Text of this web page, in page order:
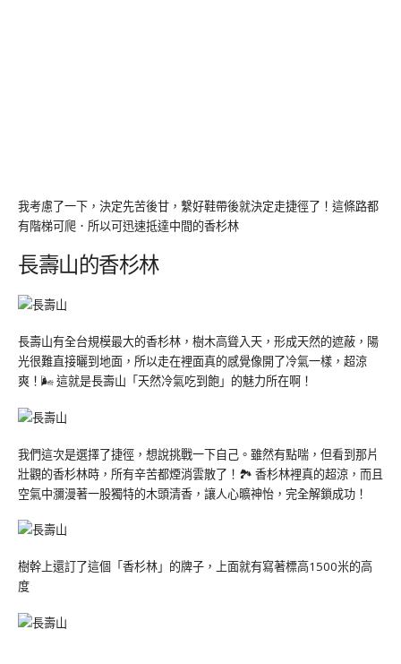
我考慮了一下，決定先苦後甘，繫好鞋帶後就決定走捷徑了！這條路都
有階梯可爬．所以可迅速抵達中間的香杉林
長壽山的香杉林
長壽山有全台規模最大的香杉林，樹木高聳入天，形成天然的遮蔽，陽
光很難直接曬到地面，所以走在裡面真的感覺像開了冷氣一樣，超涼
爽！🌬️ 這就是長壽山「天然冷氣吃到飽」的魅力所在啊！
我們這次是選擇了捷徑，想說挑戰一下自己。雖然有點喘，但看到那片
壯觀的香杉林時，所有辛苦都煙消雲散了！🏞️ 香杉林裡真的超涼，而且
空氣中瀰漫著一股獨特的木頭清香，讓人心曠神怡，完全解鎖成功！
樹幹上還訂了這個「香杉林」的牌子，上面就有寫著標高1500米的高
度